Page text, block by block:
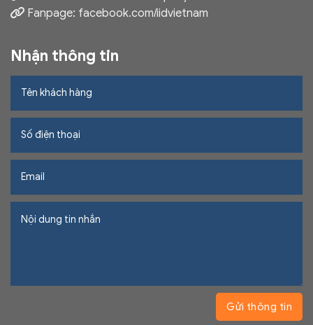
Fanpage: facebook.com/iidvietnam
Nhận thông tin